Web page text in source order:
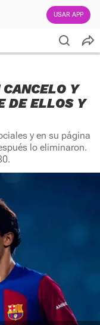
USAR APP
Y
DE ELLOS Y
y en su página
lo eliminaron.